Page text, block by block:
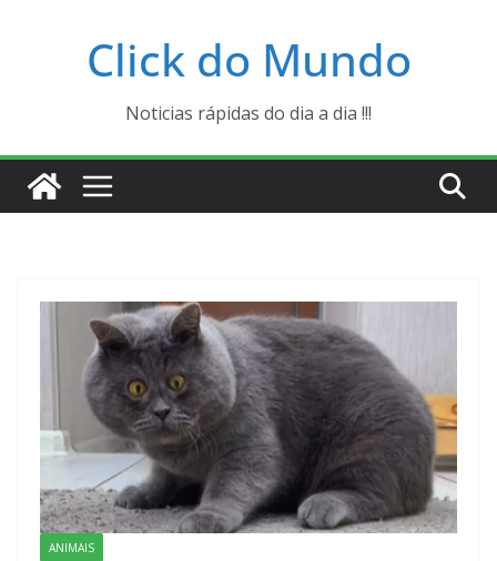
Click do Mundo
Noticias rápidas do dia a dia !!!
ANIMAIS